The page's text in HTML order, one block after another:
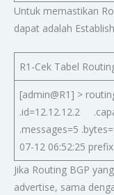
Untuk memastikan
dapat adalah Establish
R1-Cek Tabel
[admin@R1] >
.id=12.12.12.2
.messages=5
07-12 06:52:25
Jika Routing BGP
advertise, sama